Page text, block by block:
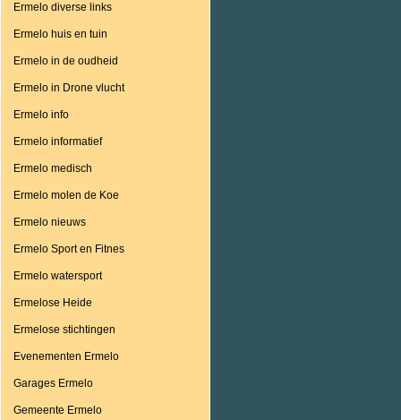
Ermelo diverse links
Ermelo huis en tuin
Ermelo in de oudheid
Ermelo in Drone vlucht
Ermelo info
Ermelo informatief
Ermelo medisch
Ermelo molen de Koe
Ermelo nieuws
Ermelo Sport en Fitnes
Ermelo watersport
Ermelose Heide
Ermelose stichtingen
Evenementen Ermelo
Garages Ermelo
Gemeente Ermelo